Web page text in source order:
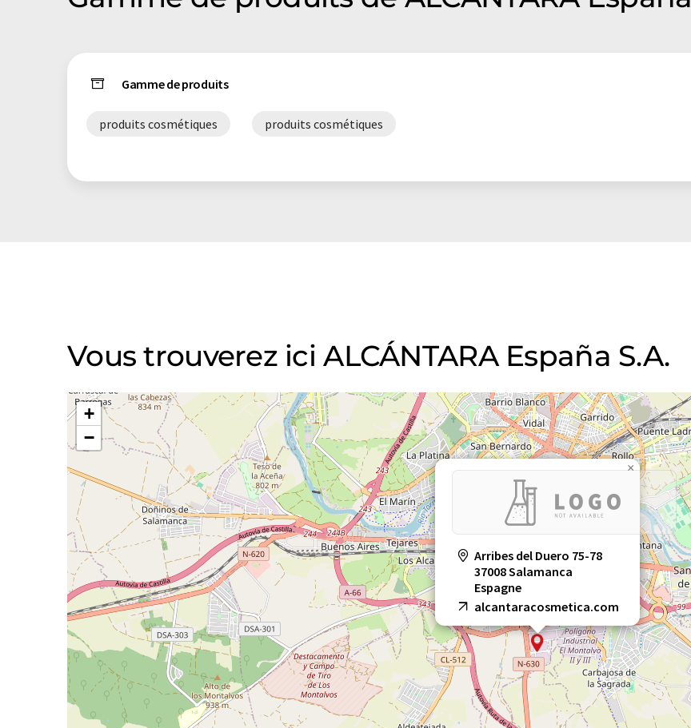
Gamme de produits
produits cosmétiques produits cosmétiques
Vous trouverez ici ALCÁNTARA España S.A.
Arribes del Duero 75-78
37008 Salamanca
Espagne
alcantaracosmetica.com
×
+
−